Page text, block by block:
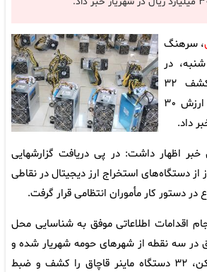
، سرهنگ
در
جمع خبرنگاران، از کشف ۳۲
دستگاه ماینر قاچاق به ارزش ۳۰
داد.
خبر اظهار داشت: در پی دریافت گزارشهایی
از دستگاه‌های استخراج ارز دیجیتال در نقاطی
در دستور کار مأموران انتظامی قرار گرفت.
اقدامات اطلاعاتی موفق به شناسایی محل
در سه نقطه از شهرهای حومه شهریار شده و
طی بازرسی از این اماکن، ۳۲ دستگاه ماینر قاچاق را کشف و ضبط